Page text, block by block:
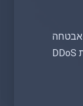
אבטחה
מתקדמים, כגון הגנה מפני התקפות DDoS